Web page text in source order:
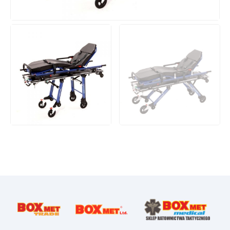
WOPR
Szkoła i sport
Drobny sprzęt medyczny